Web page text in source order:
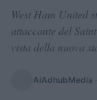
West Ham United
attaccante del
vista della nuova
AiAdhubMedia